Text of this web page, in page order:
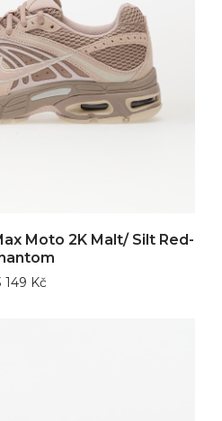
Moto 2K Malt/ Silt Red-
149 Kč